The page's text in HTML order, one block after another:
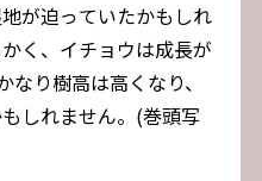
が迫っていたかもしれ
く、イチョウは成長が
り樹高は高くなり、
しれません。(巻頭写